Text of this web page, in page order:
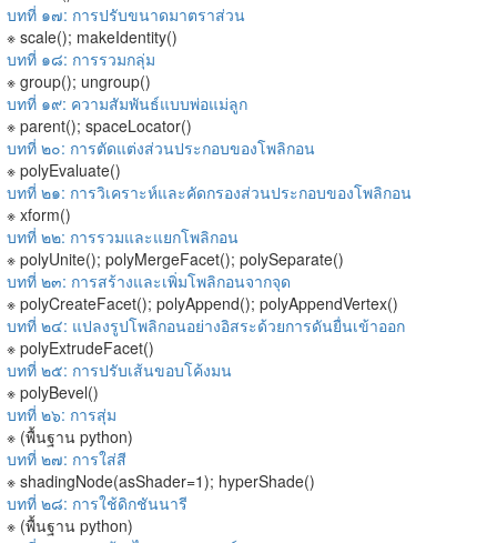
บทที่ ๑๗: การปรับขนาดมาตราส่วน
※ scale(); makeIdentity()
บทที่ ๑๘: การรวมกลุ่ม
※ group(); ungroup()
บทที่ ๑๙: ความสัมพันธ์แบบพ่อแม่ลูก
※ parent(); spaceLocator()
บทที่ ๒๐: การตัดแต่งส่วนประกอบของโพลิกอน
※ polyEvaluate()
บทที่ ๒๑: การวิเคราะห์และคัดกรองส่วนประกอบของโพลิกอน
※ xform()
บทที่ ๒๒: การรวมและแยกโพลิกอน
※ polyUnite(); polyMergeFacet(); polySeparate()
บทที่ ๒๓: การสร้างและเพิ่มโพลิกอนจากจุด
※ polyCreateFacet(); polyAppend(); polyAppendVertex()
บทที่ ๒๔: แปลงรูปโพลิกอนอย่างอิสระด้วยการดันยื่นเข้าออก
※ polyExtrudeFacet()
บทที่ ๒๕: การปรับเส้นขอบโค้งมน
※ polyBevel()
บทที่ ๒๖: การสุ่ม
※ (พื้นฐาน python)
บทที่ ๒๗: การใส่สี
※ shadingNode(asShader=1); hyperShade()
บทที่ ๒๘: การใช้ดิกชันนารี
※ (พื้นฐาน python)